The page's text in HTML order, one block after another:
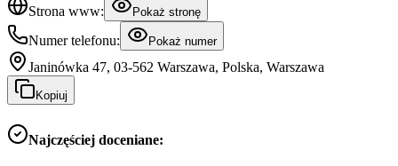
Strona www:
Pokaż stronę
Numer telefonu: Pokaż numer
Janinówka 47, 03-562 Warszawa, Polska, Warszawa
Kopiuj
Najczęściej doceniane: